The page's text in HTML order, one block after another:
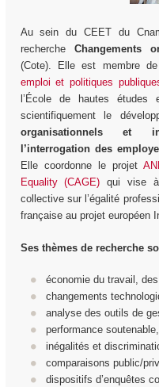
Au sein du CEET du
recherche Changements
(Cote). Elle est membre
emploi et politiques
l’École de hautes
scientifiquement le
organisationnels et
l’interrogation des
Elle coordonne le projet
Equality (CAGE) qui vise à
collective sur l’égalité
française au projet européen
Ses thèmes de recherche
économie du travail,
changements
analyse des outils de
performance
inégalités et
comparaisons public/
dispositifs d’enquêtes